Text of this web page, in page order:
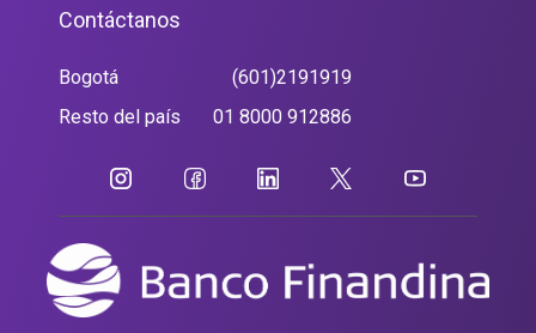
Contáctanos
Bogotá
(601)2191919
Resto del país
01 8000 912886